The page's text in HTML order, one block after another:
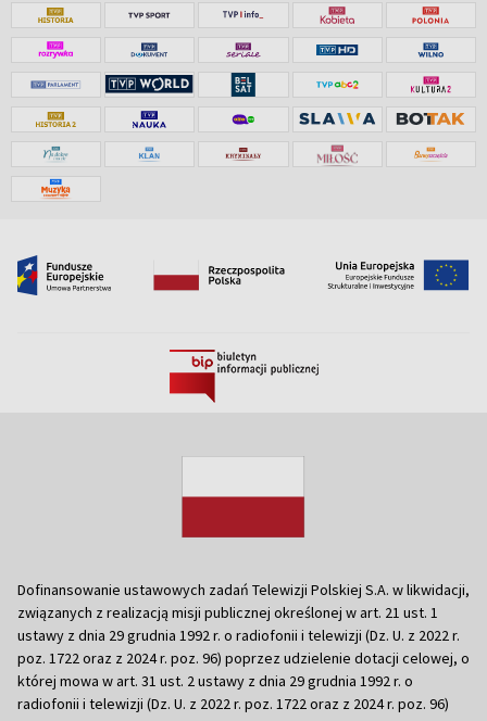
Dofinansowanie ustawowych zadań Telewizji Polskiej S.A. w likwidacji,
związanych z realizacją misji publicznej określonej w art. 21 ust. 1
ustawy z dnia 29 grudnia 1992 r. o radiofonii i telewizji (Dz. U. z 2022 r.
poz. 1722 oraz z 2024 r. poz. 96) poprzez udzielenie dotacji celowej, o
której mowa w art. 31 ust. 2 ustawy z dnia 29 grudnia 1992 r. o
radiofonii i telewizji (Dz. U. z 2022 r. poz. 1722 oraz z 2024 r. poz. 96)